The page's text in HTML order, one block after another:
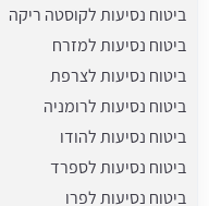
ביטוח נסיעות לקוסטה ריקה
ביטוח נסיעות למזרח
ביטוח נסיעות לצרפת
ביטוח נסיעות לרומניה
ביטוח נסיעות להודו
ביטוח נסיעות לספרד
ביטוח נסיעות לפרו